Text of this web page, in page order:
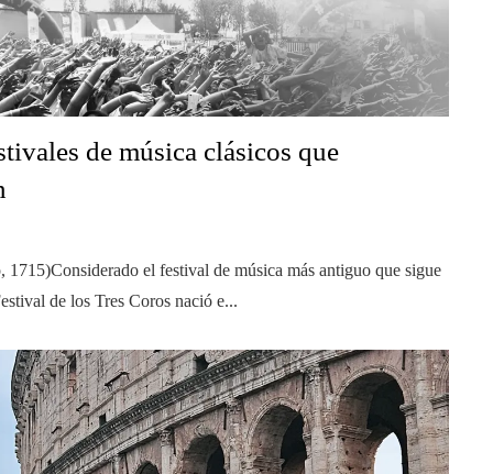
de música clásicos que
el festival de música más antiguo que sigue
de los Tres Coros nació e...